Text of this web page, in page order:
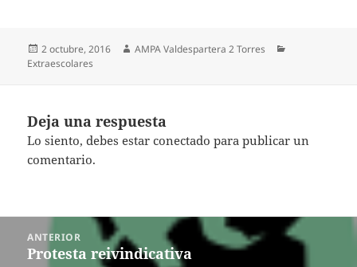
Publicado
el
2 octubre, 2016 Autor
AMPA Valdespartera 2 Torres
Extraescolares
Deja una respuesta
Lo siento, debes estarconectado para publicar un
comentario.
entradas
ANTERIOR
Entrada
Protesta reivindicativa